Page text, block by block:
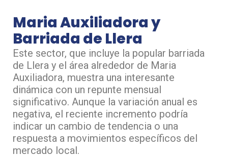
Maria Auxiliadora y
Barriada de Llera
Este sector, que incluye la popular barriada
de Llera y el área alrededor de Maria
Auxiliadora, muestra una interesante
dinámica con un repunte mensual
significativo. Aunque la variación anual es
negativa, el reciente incremento podría
indicar un cambio de tendencia o una
respuesta a movimientos específicos del
mercado local.